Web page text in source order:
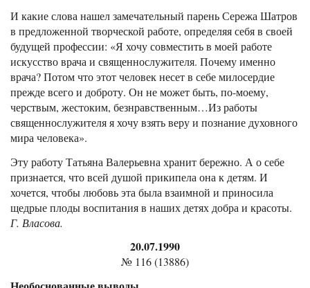
И какие слова нашел замечательный парень Сережа Шатров
в предложенной творческой работе, определяя себя в своей
будущей профессии: «Я хочу совместить в моей работе
искусство врача и священнослужителя. Почему именно
врача? Потом что этот человек несет в себе милосердие
прежде всего и доброту. Он не может быть, по-моему,
черствым, жестоким, безнравственным…Из работы
священнослужителя я хочу взять веру и познание духовного
мира человека».
Эту работу Татьяна Валерьевна хранит бережно. А о себе
признается, что всей душой прикипела она к детям. И
хочется, чтобы любовь эта была взаимной и приносила
щедрые плоды воспитания в наших детях добра и красоты.
Г. Власова.
20.07.1990
№ 116 (13886)